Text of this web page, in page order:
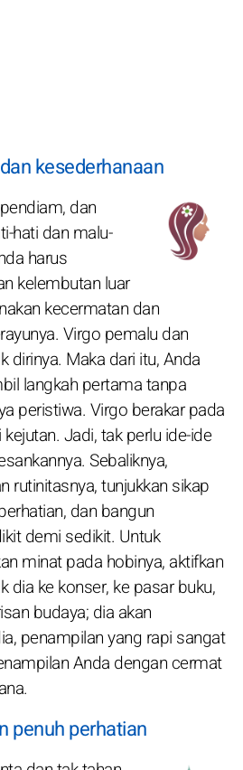
kesederhanaan
dan
hati dan malu-
harus
kelembutan luar
kecermatan dan
Virgo pemalu dan
dirinya. Maka dari itu, Anda
langkah pertama tanpa
peristiwa. Virgo berakar pada
Jadi, tak perlu ide-ide
Sebaliknya,
rutinitasnya, tunjukkan sikap
dan bangun
demi sedikit. Untuk
minat pada hobinya, aktifkan
dia ke konser, ke pasar buku,
budaya; dia akan
penampilan yang rapi sangat
Anda dengan cermat
penuh perhatian